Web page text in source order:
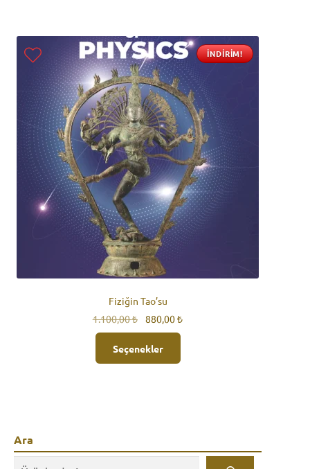
Fiziğin Tao’su
İNDIRIM!
1.100,00₺
Orijinal
fiyat:
1.100,00 ₺.
880,00₺Şu
Seçenekler
Ara